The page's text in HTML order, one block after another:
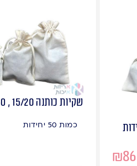
₪86
שקיות כותנה 15/20 , 50 יח'
כמות 50 יחידות